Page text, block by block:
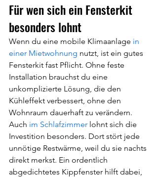
Für wen sich ein Fensterkit
besonders lohnt
Wenn du eine mobile Klimaanlage in
einer Mietwohnung nutzt, ist ein gutes
Fensterkit fast Pflicht. Ohne feste
Installation brauchst du eine
unkomplizierte Lösung, die den
Kühleffekt verbessert, ohne den
Wohnraum dauerhaft zu verändern.
Auch im Schlafzimmer lohnt sich die
Investition besonders. Dort stört jede
unnötige Restwärme, weil du sie nachts
direkt merkst. Ein ordentlich
abgedichtetes Kippfenster hilft dabei,